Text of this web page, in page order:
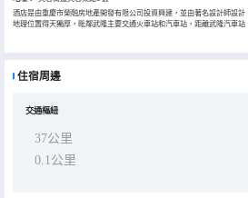
酒店是由重慶市榮融房地產開發有限公司投資興建，並由著名設計師設
地理位置得天獨厚，毗鄰武隆主要交通火車站和汽車站，距離武隆汽車
酒店位於武隆區芙蓉街道5號，建築面積13000平方米，主樓24層，裙
古典與現代完美結合，傳統與時尚並存，新中式作為傳統中式家居風格
覆蓋無死角，電子門匙系統等。
由名師主理，讓賓客全方位品味中西飲食文化精粹，倍感輕鬆愜意，可
會議中心落落大方，寬敞明亮，分別可容納劇院式120人和課桌式80人
配有先進的影音及燈光設備，亦可根據客人需要，提供不同的會議需求。
住宿周邊
交通樞紐
37公里
0.1公里